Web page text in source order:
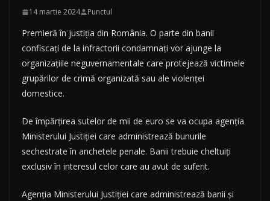
14 martie 2024 Punctul
Premieră în justiția din România. O parte din banii
confiscați de la infractorii condamnați vor ajunge la
organizațiile neguvernamentale care protejează victimele
grupărilor de crimă organizată sau ale violenței
domestice.
De împărțirea sutelor de mii de euro se va ocupa agenția
Ministerului Justiției care administrează bunurile
sechestrate în anchetele penale. Banii trebuie cheltuiți
exclusiv în interesul celor care au avut de suferit.
Agenția Ministerului Justiției care administrează banii și